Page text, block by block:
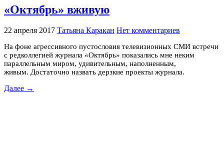
«Октябрь» вживую
22 апреля 2017 Татьяна Каракан Нет комментариев
На фоне агрессивного пустословия телевизионных СМИ встречи
с редколлегией журнала «Октябрь» показались мне неким
параллельным миром, удивительным, наполненным,
живым. Достаточно назвать дерзкие проекты журнала.
Далее →